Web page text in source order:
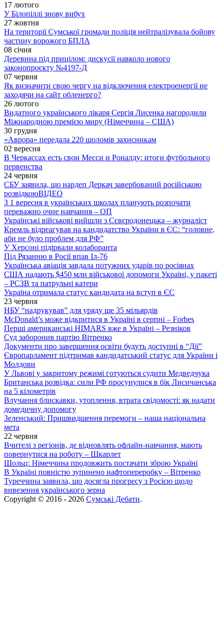
17 лютого
У Білопіллі знову вибух
27 жовтня
На території Сумської громади поліція нейтралізувала бойову
частину ворожого БПЛА
08 січня
Деревина під прицілом: дискусії навколо нового
законопроєкту №4197-Д
07 червня
Як визначити свою чергу на відключення електроенергії не
заходячи на сайт обленерго?
26 лютого
Видатного українського лікаря Сергія Лисенка нагородили
Міжнародною премією миру (Німеччина – США)
30 грудня
«Аврора» передала 220 шоломів захисникам
02 вересня
В Черкассах есть свои Месси и Роналду: итоги футбольного
первенства
24 червня
СБУ заявила, що нардеп Деркач завербований російською
розвідкоюВІДЕО
З 1 вересня в українських школах планують розпочати
переважно очне навчання – ОП
Українські військові вийшли з Сєвєродонецька – журналіст
Кремль відреагував на кандидатство України в ЄС: “головне,
аби не було проблем для РФ”
У Херсоні підірвали колаборанта
Під Рязанню в Росії впав Іл-76
Українська авіація завдала потужних ударів по росіянах
США надають $450 млн військової допомоги Україні, у пакеті
– РСЗВ та патрульні катери
Україна отримала статус кандидата на вступ в ЄС
23 червня
НБУ “надрукував” для уряду ще 35 мільярдів
McDonald’s може відкритися в Україні в серпні – Forbes
Перші американські HIMARS вже в Україні – Резніков
Суд заборонив партію Вітренко
Документи про завершення освіти будуть доступні в “Дії”
Європарламент підтримав кандидатський статус для України і
Молдови
У Львові у закритому режимі готуються судити Медведчука
Британська розвідка: сили РФ просунулися в бік Лисичанська
на 5 кілометрів
Влучання блискавки, утоплення, втрата свідомості: як надати
домедичну допомогу
Зеленський: Пришвидшення перемоги – наша національна
мета
22 червня
Вчителі з регіонів, де відновлять офлайн-навчання, мають
повернутися на роботу – Шкарлет
Шольц: Німеччина продовжить постачати зброю Україні
В Україні повністю зупинено нафтопереробку – Вітренко
Туреччина заявила, що досягла прогресу з Росією щодо
вивезення українського зерна
Copyright © 2016 - 2026 Сумські Дебати.